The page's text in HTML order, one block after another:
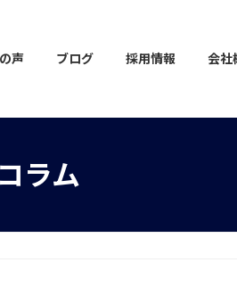
声 ブログ 採用情報 会社
コラム